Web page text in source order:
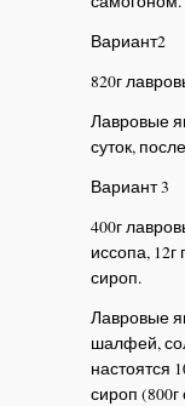
Вариант2
820г
Лавровые
суток,
Вариант 3
400г
иссопа,
сироп.
Лавровые
шалфей,
настоятся
сироп